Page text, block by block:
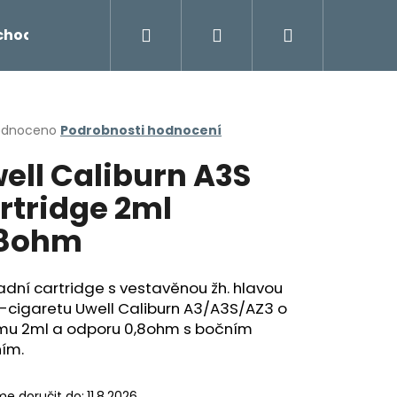
Napište námPřihlášení
Podrobnosti hodnocení
Caliburn A3S
2ml
cartridge s vestavěnou žh. hlavou
cigaretu Uwell Caliburn A3/A3S/AZ3 o
2ml a odporu 0,8ohm s bočním